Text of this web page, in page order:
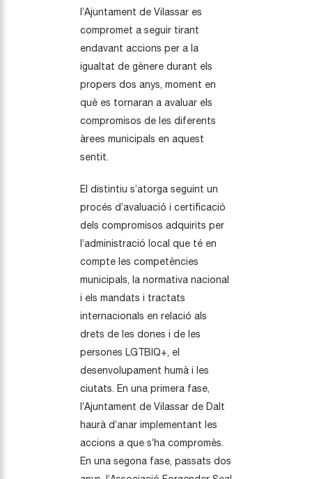
l’Ajuntament de Vilassar es
compromet a seguir tirant
endavant accions per a la
igualtat de gènere durant els
propers dos anys, moment en
què es tornaran a avaluar els
compromisos de les diferents
àrees municipals en aquest
sentit.
El distintiu s’atorga seguint un
procés d’avaluació i certificació
dels compromisos adquirits per
l’administració local que té en
compte les competències
municipals, la normativa nacional
i els mandats i tractats
internacionals en relació als
drets de les dones i de les
persones LGTBIQ+, el
desenvolupament humà i les
ciutats. En una primera fase,
l’Ajuntament de Vilassar de Dalt
haurà d’anar implementant les
accions a que s’ha compromès.
En una segona fase, passats dos